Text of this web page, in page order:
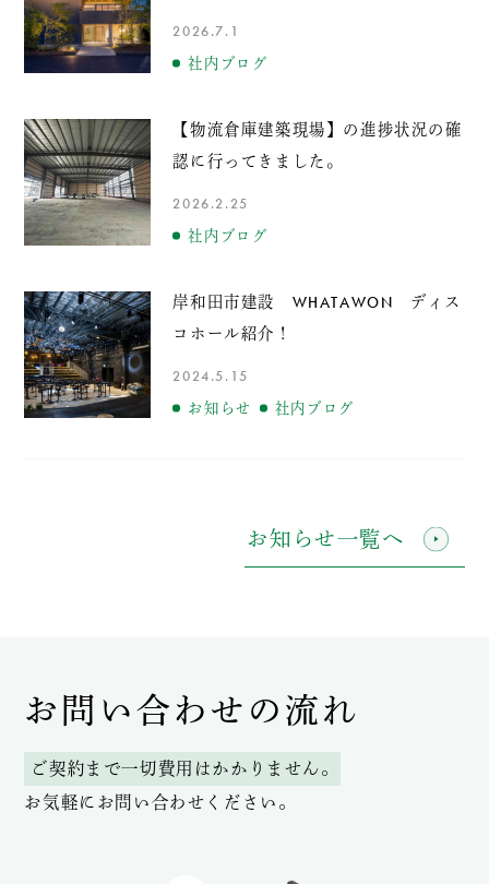
2026.7.1
社内ブログ
【物流倉庫建築現場】の進捗状況の確
認に行ってきました。
2026.2.25
社内ブログ
岸和田市建設 WHATAWON ディス
コホール紹介！
2024.5.15
お知らせ
社内ブログ
お知らせ一覧へ
お問い合わせの流れ
ご契約まで一切費用はかかりません。
お気軽にお問い合わせください。